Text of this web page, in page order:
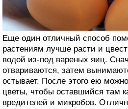
Еще один отличный способ
растениям лучше расти и
водой из-под вареных яиц.
отвариваются, затем
остывает. После этого ею
цветы, чтобы оставшийся там
вредителей и микробов.